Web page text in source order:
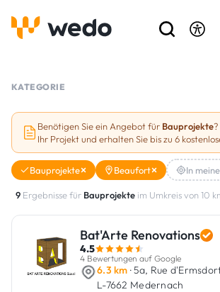
Referenzen
Förderungen & Zuschüsse
Sind Sie Handwerker?
KATEGORIE
Benötigen Sie ein Angebot für Bauprojekte
Ihr Projekt und erhalten Sie bis zu 6
Bauprojekte Beaufort In
9 Ergebnisse für Bauprojekte im Umkreis von 10
Bat'Arte Renovations
4.5
4 Bewertungen auf Google
6.3 km · 5a, Rue
L-7662 Medernach